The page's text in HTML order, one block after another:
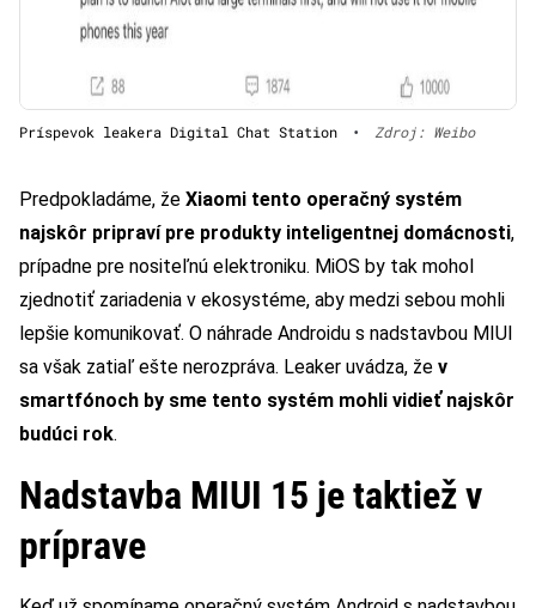
Príspevok leakera Digital Chat Station • Zdroj: Weibo
Predpokladáme, že Xiaomi tento operačný systém
najskôr pripraví pre produkty inteligentnej domácnosti,
prípadne pre nositeľnú elektroniku. MiOS by tak mohol
zjednotiť zariadenia v ekosystéme, aby medzi sebou mohli
lepšie komunikovať. O náhrade Androidu s nadstavbou MIUI
sa však zatiaľ ešte nerozpráva. Leaker uvádza, že v
smartfónoch by sme tento systém mohli vidieť najskôr
budúci rok.
Nadstavba MIUI 15 je taktiež v
príprave